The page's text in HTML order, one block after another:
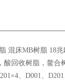
混床MB树脂 18
回收树脂，鳌合
、D001、D201